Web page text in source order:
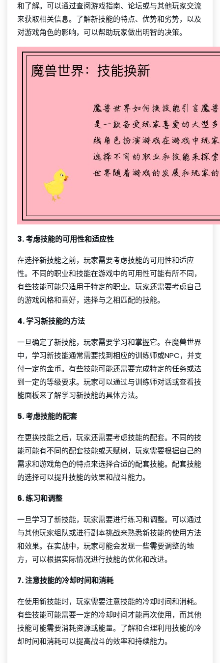
和了解。可以通过查阅游戏指南、论坛或与其他玩家交流
来获取相关信息。了解新技能的特点、优势和劣势，以及
对游戏角色的影响，可以帮助玩家做出明智的决策。
3. 考虑技能的可用性和适应性
在选择新技能之前，玩家需要考虑技能的可用性和适应
性。不同的职业和技能在游戏中的可用性可能有所不同，
有些技能可能只适用于特定的职业。玩家还需要考虑自己
的游戏风格和喜好，选择与之相匹配的技能。
4. 学习新技能的方法
一旦确定了新技能，玩家需要学习和掌握它。在魔兽世界
中，学习新技能通常需要找到相应的训练师或NPC，并支
付一定的金币。有些技能可能还需要完成特定的任务或达
到一定的等级要求。玩家可以通过与训练师对话或查看技
能面板来了解学习新技能的具体方法。
5. 考虑技能的配套
在更换技能之后，玩家还需要考虑技能的配套。不同的技
能可能有不同的配套技能或天赋树，玩家需要根据自己的
需求和游戏角色的特点来选择合适的配套技能。配套技能
的选择可以提升技能的效果和战斗能力。
6. 练习和调整
一旦学习了新技能，玩家需要进行练习和调整。可以通过
与其他玩家组队或进行副本挑战来熟悉新技能的使用方法
和效果。在实战中，玩家可能会发现一些需要调整的地
方，可以根据实际情况进行技能的优化和改进。
7. 注意技能的冷却时间和消耗
在使用新技能时，玩家需要注意技能的冷却时间和消耗。
有些技能可能需要一定的冷却时间才能再次使用，而其他
技能可能需要消耗资源或能量。了解和合理利用技能的冷
却时间和消耗可以提高战斗的效率和持续能力。